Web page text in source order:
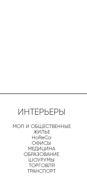
ИНТЕРЬЕРЫ
МОП И ОБЩЕСТВЕННЫЕ
ЖИЛЬЕ
HoReCa
ОФИСЫ
МЕДИЦИНА
ОБРАЗОВАНИЕ
ШОУРУМЫ
ТОРГОВЛЯ
ТРАНСПОРТ